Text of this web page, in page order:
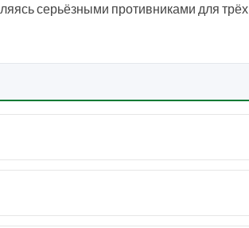
серьёзными противниками для трёх